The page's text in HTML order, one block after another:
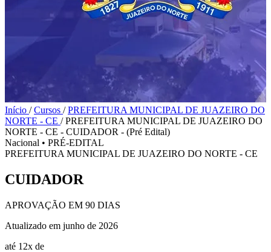
Início / Cursos / PREFEITURA MUNICIPAL DE JUAZEIRO DO
NORTE - CE / PREFEITURA MUNICIPAL DE JUAZEIRO DO
NORTE - CE - CUIDADOR - (Pré Edital)
Nacional • PRÉ-EDITAL
PREFEITURA MUNICIPAL DE JUAZEIRO DO NORTE - CE
CUIDADOR
APROVAÇÃO EM 90 DIAS
Atualizado em junho de 2026
até 12x de